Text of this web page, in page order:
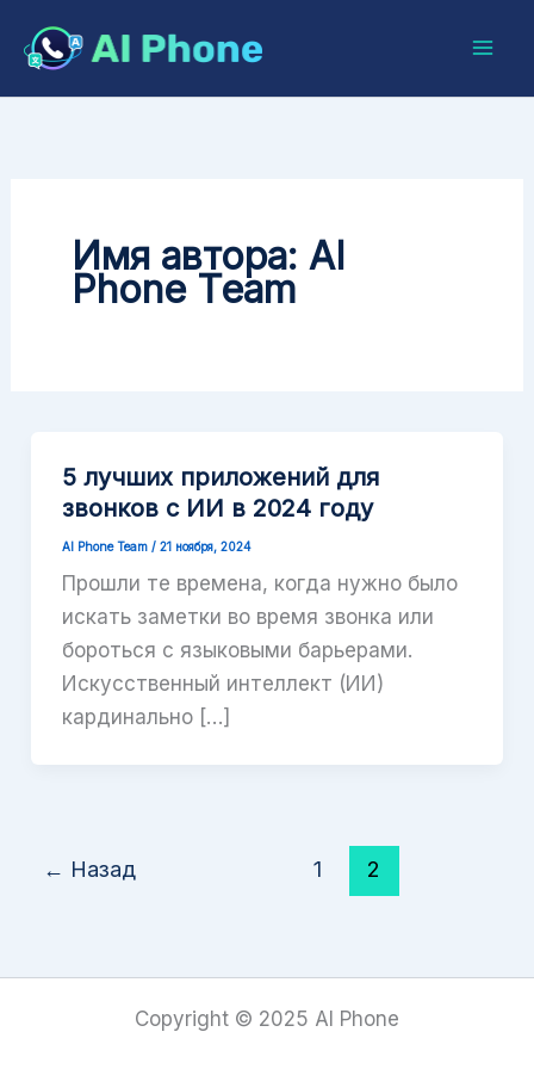
Имя автора: AI
Phone Team
5 лучших приложений для
звонков с ИИ в 2024 году
AI Phone Team / 21 ноября, 2024
Прошли те времена, когда нужно было
искать заметки во время звонка или
бороться с языковыми барьерами.
Искусственный интеллект (ИИ)
кардинально […]
← Назад 1 2
Copyright © 2025 AI Phone